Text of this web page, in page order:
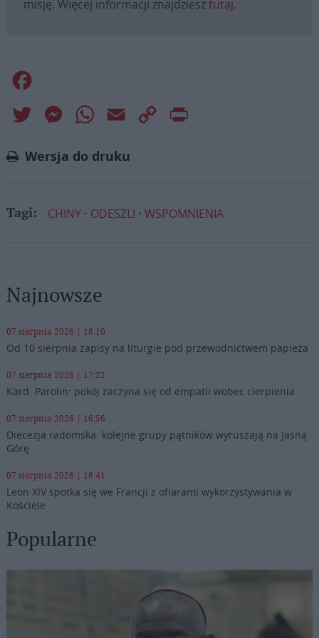
misję. Więcej informacji znajdziesztutaj.
Twitter MessengerWhatsApp
Email
Copy
Wersja do druku
Tagi: CHINY ODESZLI WSPOMNIENIA
Najnowsze
07 sierpnia 2026 | 18:10
Od 10 sierpnia zapisy na liturgie pod przewodnictwem papieża
07 sierpnia 2026 | 17:22
Kard. Parolin: pokój zaczyna się od empatii wobec cierpienia
07 sierpnia 2026 | 16:56
Diecezja radomska: kolejne grupy pątników wyruszają na Jasną
Górę
07 sierpnia 2026 | 16:41
Leon XIV spotka się we Francji z ofiarami wykorzystywania w
Kościele
Popularne